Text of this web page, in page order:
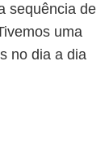
sequência de
uma
no dia a dia